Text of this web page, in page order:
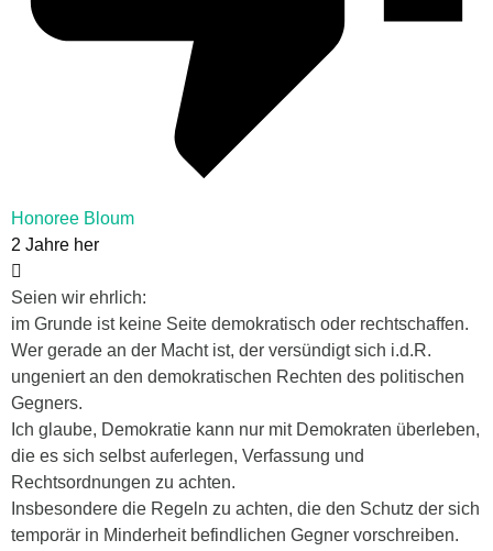
Honoree Bloum
2 Jahre her
Seien wir ehrlich:
im Grunde ist keine Seite demokratisch oder rechtschaffen.
Wer gerade an der Macht ist, der versündigt sich i.d.R.
ungeniert an den demokratischen Rechten des politischen
Gegners.
Ich glaube, Demokratie kann nur mit Demokraten überleben,
die es sich selbst auferlegen, Verfassung und
Rechtsordnungen zu achten.
Insbesondere die Regeln zu achten, die den Schutz der sich
temporär in Minderheit befindlichen Gegner vorschreiben.